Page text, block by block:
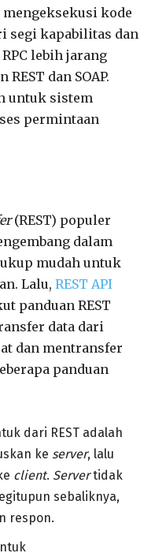
kode
segi kapabilitas dan
lebih jarang
dan SOAP.
untuk sistem
permintaan
(REST) populer
dalam
mudah untuk
Lalu, REST API
panduan REST
data dari
dan mentransfer
panduan
dari REST adalah
ke server, lalu
client. Servertidak
sebaliknya,
respon.